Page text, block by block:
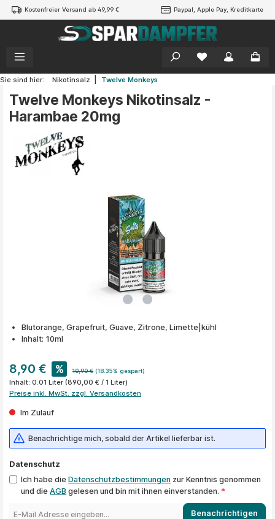
springen
Kostenfreier Versand ab 49,99 € Paypal, Apple Pay, Kreditkarte
Sie sind hier: Nikotinsalz Twelve Monkeys
Twelve Monkeys Nikotinsalz -
Harambae 20mg
Blutorange, Grapefruit, Guave, Zitrone, Limette|kühl
Inhalt: 10ml
8,90 € % 10,90 € (18.35% gespart)
Inhalt: 0.01 Liter (890,00 € / 1 Liter)
Preise inkl. MwSt. zzgl. Versandkosten
Im Zulauf
Benachrichtige mich, sobald der Artikel lieferbar ist.
Datenschutz
Ich habe dieDatenschutzbestimmungen zur Kenntnis genommen
und dieAGB gelesen und bin mit ihnen einverstanden.*
Benachrichtigen